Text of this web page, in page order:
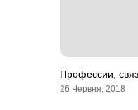
Профессии,
26 Червня, 2018